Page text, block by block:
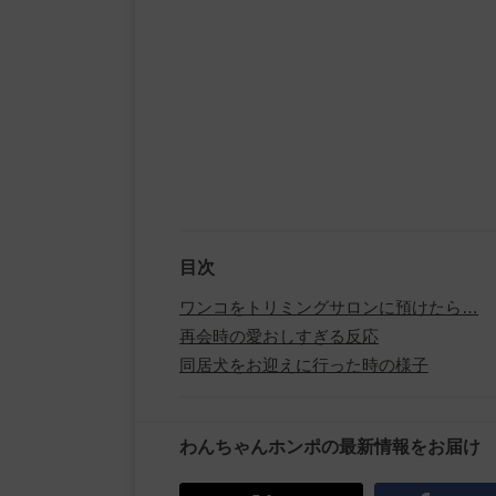
目次
ワンコをトリミングサロンに預けたら…
再会時の愛おしすぎる反応
同居犬をお迎えに行った時の様子
わんちゃんホンポの最新情報をお届け